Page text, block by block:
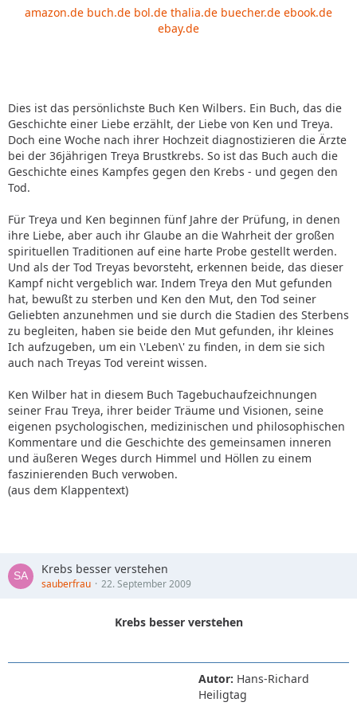
amazon.de buch.de bol.de thalia.de buecher.de ebook.de
ebay.de
Dies ist das persönlichste Buch Ken Wilbers. Ein Buch, das die
Geschichte einer Liebe erzählt, der Liebe von Ken und Treya.
Doch eine Woche nach ihrer Hochzeit diagnostizieren die Ärzte
bei der 36jährigen Treya Brustkrebs. So ist das Buch auch die
Geschichte eines Kampfes gegen den Krebs - und gegen den
Tod.
Für Treya und Ken beginnen fünf Jahre der Prüfung, in denen
ihre Liebe, aber auch ihr Glaube an die Wahrheit der großen
spirituellen Traditionen auf eine harte Probe gestellt werden.
Und als der Tod Treyas bevorsteht, erkennen beide, das dieser
Kampf nicht vergeblich war. Indem Treya den Mut gefunden
hat, bewußt zu sterben und Ken den Mut, den Tod seiner
Geliebten anzunehmen und sie durch die Stadien des Sterbens
zu begleiten, haben sie beide den Mut gefunden, ihr kleines
Ich aufzugeben, um ein \'Leben\' zu finden, in dem sie sich
auch nach Treyas Tod vereint wissen.
Ken Wilber hat in diesem Buch Tagebuchaufzeichnungen
seiner Frau Treya, ihrer beider Träume und Visionen, seine
eigenen psychologischen, medizinischen und philosophischen
Kommentare und die Geschichte des gemeinsamen inneren
und äußeren Weges durch Himmel und Höllen zu einem
faszinierenden Buch verwoben.
(aus dem Klappentext)
Krebs besser verstehen
sauberfrau 22. September 2009
Krebs besser verstehen
Autor: Hans-Richard
Heiligtag